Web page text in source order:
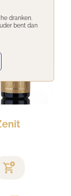
dranken.
bent dan